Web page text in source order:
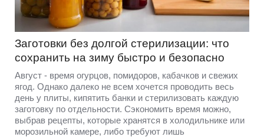
Заготовки без долгой стерилизации: что
сохранить на зиму быстро и безопасно
Август - время огурцов, помидоров, кабачков и свежих
ягод. Однако далеко не всем хочется проводить весь
день у плиты, кипятить банки и стерилизовать каждую
заготовку по отдельности. Сэкономить время можно,
выбрав рецепты, которые хранятся в холодильнике или
морозильной камере, либо требуют лишь